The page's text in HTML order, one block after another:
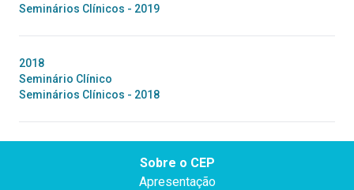
Seminários Clínicos - 2019
2018
Seminário Clínico
Seminários Clínicos - 2018
Sobre o CEP
Apresentação